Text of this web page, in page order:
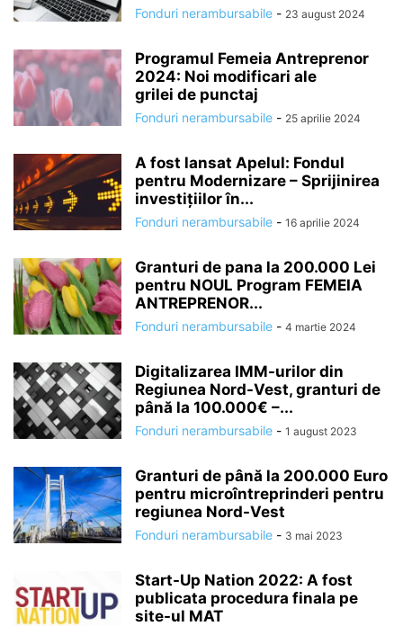
Fonduri nerambursabile - 23 august 2024
Programul Femeia Antreprenor
2024: Noi modificari ale
grilei de punctaj
Fonduri nerambursabile - 25 aprilie 2024
A fost lansat Apelul: Fondul
pentru Modernizare – Sprijinirea
investiţiilor în...
Fonduri nerambursabile - 16 aprilie 2024
Granturi de pana la 200.000 Lei
pentru NOUL Program FEMEIA
ANTREPRENOR...
Fonduri nerambursabile - 4 martie 2024
Digitalizarea IMM-urilor din
Regiunea Nord-Vest, granturi de
până la 100.000€ –...
Fonduri nerambursabile - 1 august 2023
Granturi de până la 200.000 Euro
pentru microîntreprinderi pentru
regiunea Nord-Vest
Fonduri nerambursabile - 3 mai 2023
Start-Up Nation 2022: A fost
publicata procedura finala pe
site-ul MAT